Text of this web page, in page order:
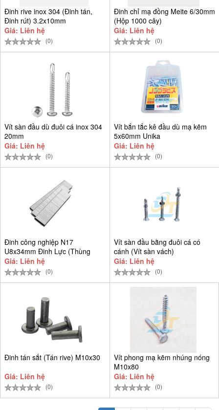
Đinh rive inox 304 (Đinh tán,
Đinh rút) 3.2x10mm
Giá: Liên hệ
(0)
Đinh chỉ mạ đồng Meite 6/30mm
(Hộp 1000 cây)
Giá: Liên hệ
(0)
Vít sàn đầu dù đuôi cá inox 304
20mm
Giá: Liên hệ
(0)
Vít bắn tắc kê đầu dù mạ kẽm
5x60mm Unika
Giá: Liên hệ
(0)
Đinh công nghiệp N17
U8x34mm Đinh Lực (Thùng
9.384 cây)
Giá: Liên hệ
(0)
Vít sàn đầu bằng đuôi cá có
cánh (Vít sàn vách)
Giá: Liên hệ
(0)
Đinh tán sắt (Tán rive) M10x30
Giá: Liên hệ
(0)
Vít phong mạ kẽm nhúng nóng
M10x80
Giá: Liên hệ
(0)